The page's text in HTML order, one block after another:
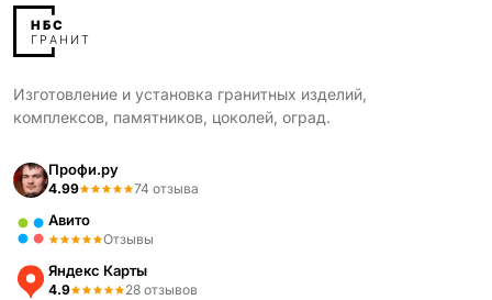
Изготовление и установка гранитных изделий,
комплексов, памятников, цоколей, оград.
Профи.ру
4.99 74 отзыва
Авито
Отзывы
Яндекс Карты
4.9 28 отзывов